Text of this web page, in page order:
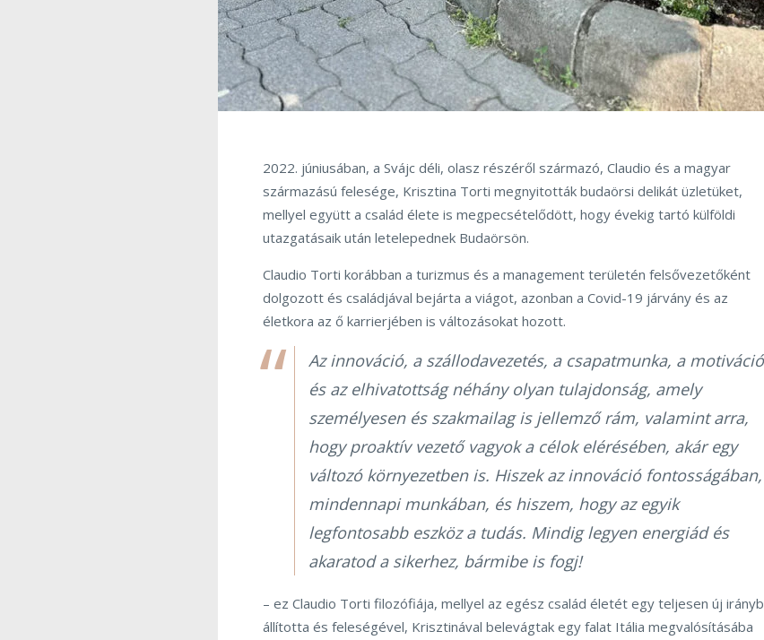
2022. júniusában, a Svájc déli, olasz részéről származó, Claudio és a magyar
származású felesége, Krisztina Torti megnyitották budaörsi delikát üzletüket,
mellyel együtt a család élete is megpecsételődött, hogy évekig tartó külföldi
utazgatásaik után letelepednek Budaörsön.
Claudio Torti korábban a turizmus és a management területén felsővezetőként
dolgozott és családjával bejárta a viágot, azonban a Covid-19 járvány és az
életkora az ő karrierjében is változásokat hozott.
Az innováció, a szállodavezetés, a csapatmunka, a motiváció
és az elhivatottság néhány olyan tulajdonság, amely
személyesen és szakmailag is jellemző rám, valamint arra,
hogy proaktív vezető vagyok a célok elérésében, akár egy
változó környezetben is. Hiszek az innováció
mindennapi munkában, és hiszem, hogy az egyik
legfontosabb eszköz a tudás. Mindig legyen energiád és
akaratod a sikerhez, bármibe is fogj!
– ez Claudio Torti filozófiája, mellyel az egész család életét egy teljesen új
állította és feleségével, Krisztinával belevágtak egy falat Itália megvalósításába